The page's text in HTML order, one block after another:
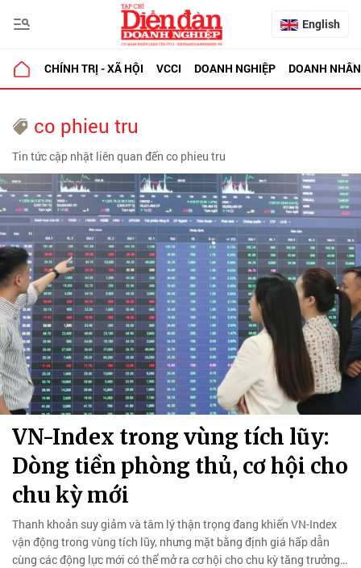
English
CHÍNH TRỊ - XÃ HỘI VCCI DOANH NGHIỆP DOANH NHÂN
co phieu tru
Tin tức cập nhật liên quan đến co phieu tru
VN-Index trong vùng tích lũy:
Dòng tiền phòng thủ, cơ hội cho
chu kỳ mới
Thanh khoản suy giảm và tâm lý thận trọng đang khiến VN-Index
vận động trong vùng tích lũy, nhưng mặt bằng định giá hấp dẫn
cùng các động lực mới có thể mở ra cơ hội cho chu kỳ tăng trưởng